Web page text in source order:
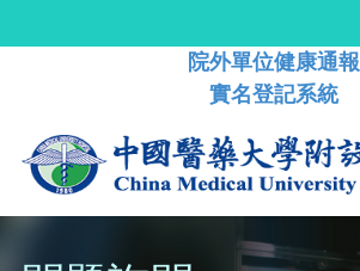
院外單位健康通報
實名登記系統